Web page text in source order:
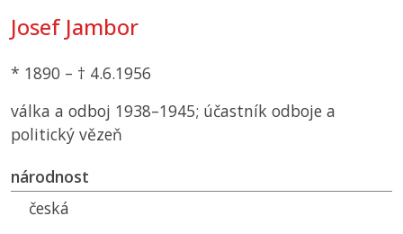
Josef Jambor
* 1890 – † 4.6.1956
válka a odboj 1938–1945; účastník odboje a
politický vězeň
národnost
česká